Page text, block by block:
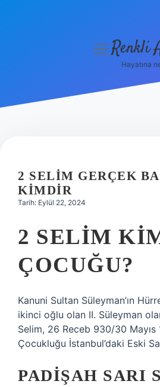
Hakkımızda
menüyüRenkli
Hayatına
2 SELIM GERÇEK
KIMDIR
Tarih: Eylül 22, 2024
2 SELIM
ÇOCUĞU?
Kanuni Sultan Süleyman’ın
ikinci oğlu olan II. Süleyman
Selim, 26 Receb 930/30 Mayıs
Çocukluğu İstanbul’daki Eski
PADIŞAH SARI